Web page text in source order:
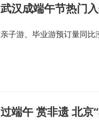
武汉成端午节热门
亲子游、毕业游预订量同比
过端午 赏非遗 北京